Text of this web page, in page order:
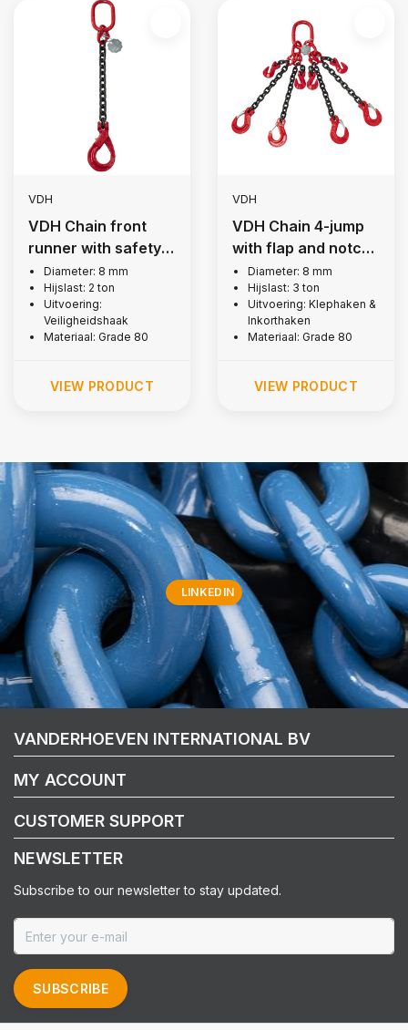
VDH
VDH Chain front
runner with safety
hooks, Ø 8 mm
Diameter: 8 mm
Hijslast: 2 ton
Uitvoering:
Veiligheidshaak
Materiaal: Grade 80
VIEW PRODUCT
VDH
VDH Chain 4-jump
with flap and notch
hooks, Ø 8 mm
Diameter: 8 mm
Hijslast: 3 ton
Uitvoering: Klephaken &
Inkorthaken
Materiaal: Grade 80
VIEW PRODUCT
LINKEDIN
VANDERHOEVEN INTERNATIONAL BV
MY ACCOUNT
CUSTOMER SUPPORT
NEWSLETTER
Subscribe to our newsletter to stay updated.
SUBSCRIBE